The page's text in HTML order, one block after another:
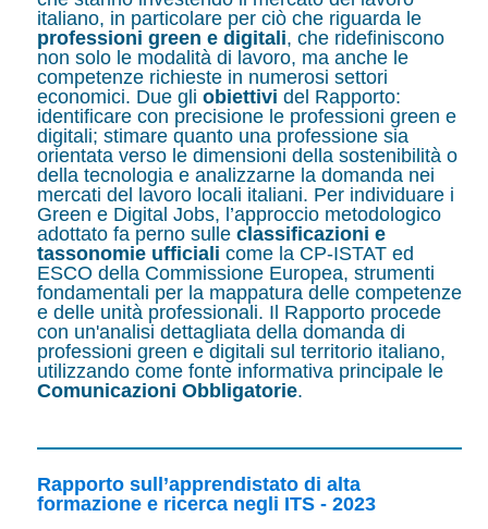
italiano, in particolare per ciò che riguarda le
professioni green e digitali, che ridefiniscono
non solo le modalità di lavoro, ma anche le
competenze richieste in numerosi settori
economici. Due gli obiettivi del Rapporto:
identificare con precisione le professioni green e
digitali; stimare quanto una professione sia
orientata verso le dimensioni della sostenibilità o
della tecnologia e analizzarne la domanda nei
mercati del lavoro locali italiani. Per individuare i
Green e Digital Jobs, l’approccio metodologico
adottato fa perno sulle classificazioni e
tassonomie ufficiali come la CP-ISTAT ed
ESCO della Commissione Europea, strumenti
fondamentali per la mappatura delle competenze
e delle unità professionali. Il Rapporto procede
con un'analisi dettagliata della domanda di
professioni green e digitali sul territorio italiano,
utilizzando come fonte informativa principale le
Comunicazioni Obbligatorie.
Rapporto sull’apprendistato di alta
formazione e ricerca negli ITS - 2023